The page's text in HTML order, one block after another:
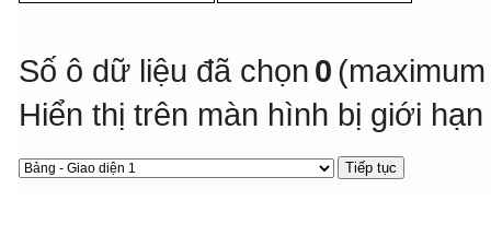
Số ô dữ liệu đã chọn 0
Hiển thị trên màn hình bị giới